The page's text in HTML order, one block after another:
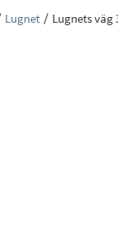
Lugnet Lugnets väg